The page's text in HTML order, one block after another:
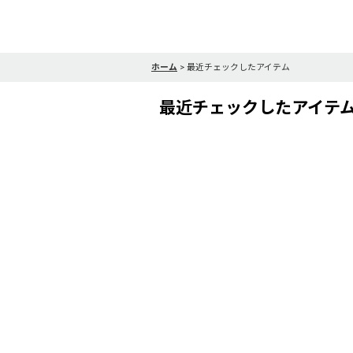
ホーム > 最近チェックしたアイテム
最近チェックしたアイテ